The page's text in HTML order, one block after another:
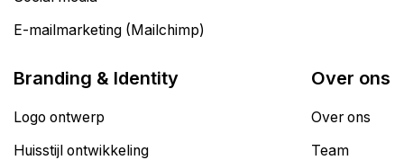
E-mailmarketing (Mailchimp)
Branding & Identity
Logo ontwerp
Huisstijl ontwikkeling
Over ons
Over ons
Team